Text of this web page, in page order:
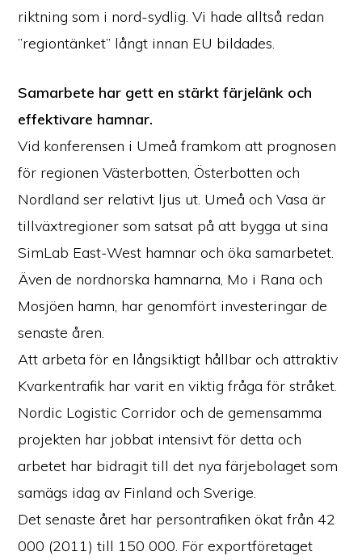
riktning som i nord-sydlig. Vi hade alltså redan
”regiontänket” långt innan EU bildades.
Samarbete har gett en stärkt färjelänk och
effektivare hamnar.
Vid konferensen i Umeå framkom att prognosen
för regionen Västerbotten, Österbotten och
Nordland ser relativt ljus ut. Umeå och Vasa är
tillväxtregioner som satsat på att bygga ut sina
SimLab East-West hamnar och öka samarbetet.
Även de nordnorska hamnarna, Mo i Rana och
Mosjöen hamn, har genomfört investeringar de
senaste åren.
Att arbeta för en långsiktigt hållbar och attraktiv
Kvarkentrafik har varit en viktig fråga för stråket.
Nordic Logistic Corridor och de gemensamma
projekten har jobbat intensivt för detta och
arbetet har bidragit till det nya färjebolaget som
samägs idag av Finland och Sverige.
Det senaste året har persontrafiken ökat från 42
000 (2011) till 150 000. För exportföretaget